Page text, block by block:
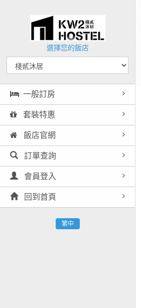
選擇您的飯店
一般訂房
套裝特惠
飯店官網
訂單查詢
會員登入
回到首頁
繁中